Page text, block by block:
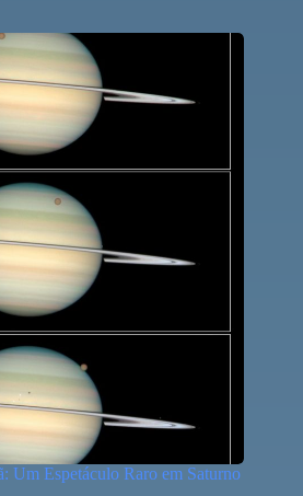
Um Espetáculo Raro em Saturno